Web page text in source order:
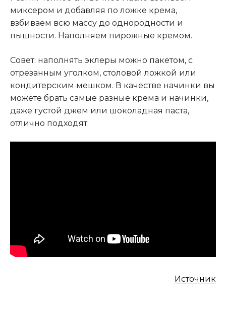
миксером и добавляя по ложке крема,
взбиваем всю массу до однородности и
пышности. Наполняем пирожные кремом.
Совет: наполнять эклеры можно пакетом, с
отрезанным уголком, столовой ложкой или
кондитерским мешком. В качестве начинки вы
можете брать самые разные крема и начинки,
даже густой джем или шоколадная паста,
отлично подходят.
Источник